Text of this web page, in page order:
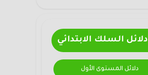
دلائل السلك الابتدائي
دلائل المستوى الأول